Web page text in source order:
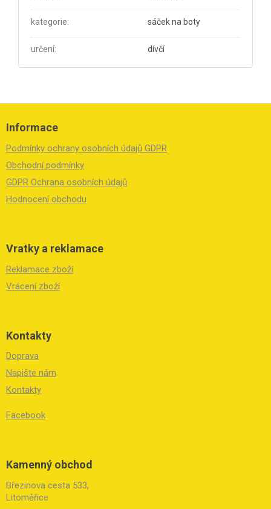
kategorie: sáček na boty
určení: dívčí
Z
Informace
Podmínky ochrany osobních údajů GDPR
Obchodní podmínky
GDPR Ochrana osobních údajů
Hodnocení obchodu
Vratky a reklamace
Reklamace zboží
Vrácení zboží
Kontakty
Doprava
Napište nám
Kontakty
Facebook
Kamenný obchod
Březinova cesta 533,
Litoměřice